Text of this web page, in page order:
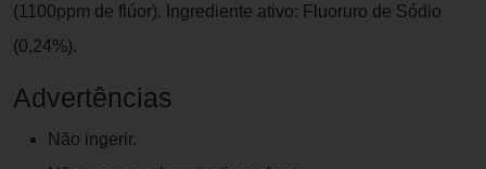
(1100ppm de flúor). Ingrediente ativo: Fluoruro de Sódio
(0,24%).
Advertências
Não ingerir.